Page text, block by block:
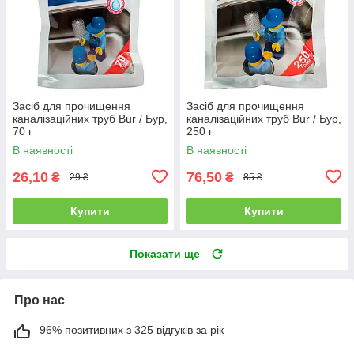
Засіб для прочищення
каналізаційних труб Bur / Бур,
70 г
В наявності
26,10 ₴ 29 ₴
Купити
Засіб для прочищення
каналізаційних труб Bur / Бур,
250 г
В наявності
76,50 ₴ 85 ₴
Купити
Показати ще
Про нас
96% позитивних з 325 відгуків за рік